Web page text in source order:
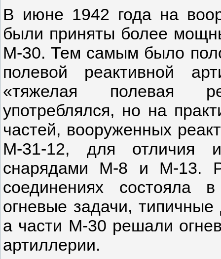
В июне 1942 года на
были приняты более
М-30. Тем самым было
полевой реактивной
«тяжелая полевая
употреблялся, но на
частей, вооруженных
М-31-12, для отличия
снарядами М-8 и М-13.
соединениях состояла
огневые задачи,
а части М-30 решали
артиллерии.